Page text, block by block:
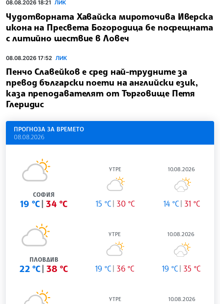
08.08.2026 18:21 ЛИК
Чудотворната Хавайска мироточива Иверска
икона на Пресвета Богородица бе посрещната
с литийно шествие в Ловеч
08.08.2026 17:52 ЛИК
Пенчо Славейков е сред най-трудните за
превод български поети на английски език,
каза преподавателят от Търговище Петя
Глеридис
ПРОГНОЗА ЗА ВРЕМЕТО
08.08.2026
СОФИЯ
19 °C 34 °C
УТРЕ
15 °C 30 °C
10.08.2026
14 °C 31 °C
ПЛОВДИВ
22 °C 38 °C
УТРЕ
19 °C 36 °C
10.08.2026
19 °C 35 °C
УТРЕ 10.08.2026